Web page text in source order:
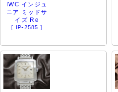
IWC インジュ
ニア ミッドサ
イズ Re
[ IP-2585 ]